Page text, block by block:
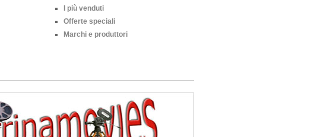
I più venduti
Offerte speciali
Marchi e produttori